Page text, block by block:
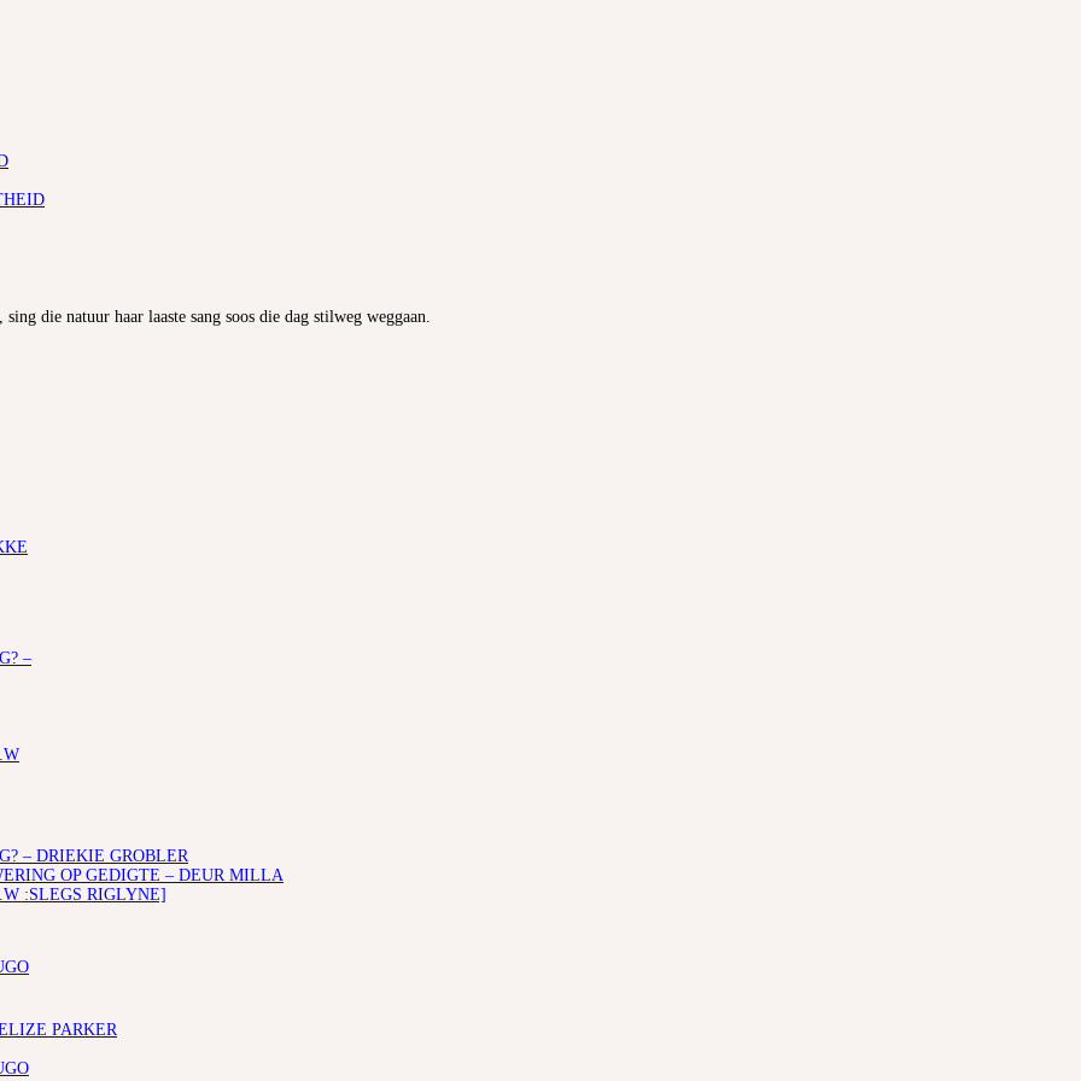
–
– DRIEKIE GROBLER
OP GEDIGTE – DEUR MILLA
:SLEGS RIGLYNE]
PARKER
die natuur haar laaste sang soos die dag stilweg weggaan.